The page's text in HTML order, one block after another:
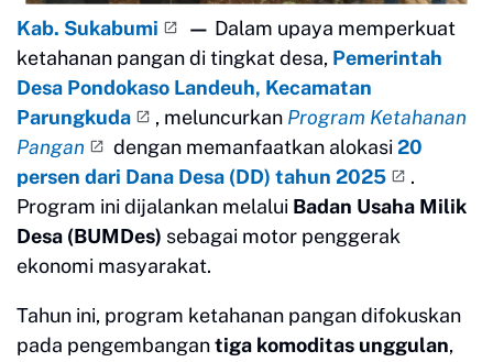
Kab. Sukabumi — Dalam upaya memperkuat
ketahanan pangan di tingkat desa, Pemerintah
Desa Pondokaso Landeuh, Kecamatan
Parungkuda
, meluncurkan Program Ketahanan
Pangan
dengan memanfaatkan alokasi 20
persen dari Dana Desa (DD) tahun 2025
.
Program ini dijalankan melalui Badan Usaha Milik
Desa (BUMDes) sebagai motor penggerak
ekonomi masyarakat.
Tahun ini, program ketahanan pangan difokuskan
pada pengembangantiga komoditas unggulan,